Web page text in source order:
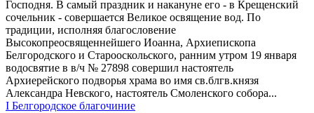
Господня. В самый праздник и накануне его - в Крещенский
сочельник - совершается Великое освящение вод. По
традиции, исполняя благословение
Высокопреосвященнейшего Иоанна, Архиепископа
Белгородского и Старооскольского, ранним утром 19 января
водосвятие в в/ч № 27898 совершил настоятель
Архиерейского подворья храма во имя св.блгв.князя
Александра Невского, настоятель Смоленского собора...
I Белгородское благочиние